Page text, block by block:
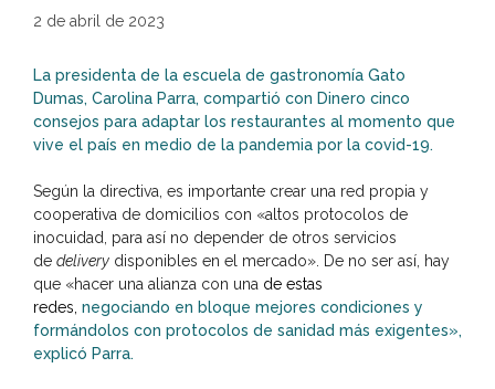
2 de abril de 2023
La presidenta de la escuela de gastronomía Gato
Dumas, Carolina Parra, compartió con Dinero cinco
consejos para adaptar los restaurantes al momento que
vive el país en medio de la pandemia por la covid-19.
Según la directiva, es importante crear una red propia y
cooperativa de domicilios con «altos protocolos de
inocuidad, para así no depender de otros servicios
de delivery disponibles en el mercado». De no ser así, hay
que «hacer una alianza con una de estas
redes, negociando en bloque mejores condiciones y
formándolos con protocolos de sanidad más exigentes»,
explicó Parra.